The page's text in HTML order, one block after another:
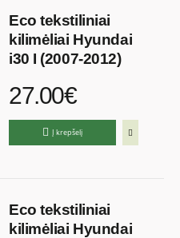
Eco tekstiliniai
kilimėliai Hyundai
i30 I (2007-2012)
27.00€
Į krepšelį
Eco tekstiliniai
kilimėliai Hyundai